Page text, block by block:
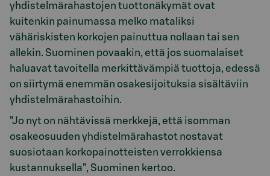
yhdistelmärahastojen tuottonäkymät ovat
kuitenkin painumassa melko mataliksi
vähäriskisten korkojen painuttua nollaan tai sen
allekin. Suominen povaakin, että jos suomalaiset
haluavat tavoitella merkittävämpiä tuottoja, edessä
on siirtymä enemmän osakesijoituksia sisältäviin
yhdistelmärahastoihin.
”Jo nyt on nähtävissä merkkejä, että isomman
osakeosuuden yhdistelmärahastot nostavat
suosiotaan korkopainotteisten verrokkiensa
kustannuksella”, Suominen kertoo.